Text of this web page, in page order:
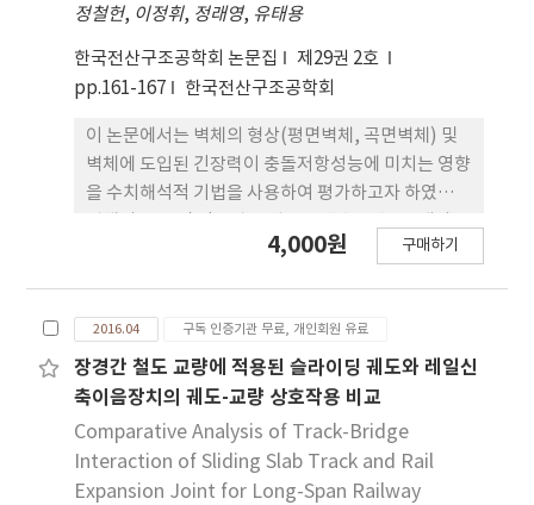
항력과 관성력을 동시에 고려한 Morison식의 적용을
제안하였다.
정철헌, 이정휘, 정래영, 유태용
한국전산구조공학회 논문집
제29권 2호
pp.161-167
한국전산구조공학회
이 논문에서는 벽체의 형상(평면벽체, 곡면벽체) 및
벽체에 도입된 긴장력이 충돌저항성능에 미치는 영향
을 수치해석적 기법을 사용하여 평가하고자 하였다.
의 충돌해석을 수행하였으며, 충돌체로는 상용 민항
최대 변위를 비교하였다. 긴장력의 도입에 의해 관입
깊이는 약 60∼80% 수준으로 감소하는 것으로 나타
났으나, 후면 변위는 큰 차이가 나타나지 않았으며,
벽체 형상에 따른 차이는 상대적으로 크지 않은 것으
로 나타났다.
4,000원 구매하기
2016.04 구독 인증기관 무료, 개인회원 유료
장경간 철도 교량에 적용된 슬라이딩 궤도와 레일신
축이음장치의 궤도-교량 상호작용 비교
Comparative Analysis of Track-Bridge
Interaction of Sliding Slab Track and Rail
Expansion Joint for Long-Span Railway